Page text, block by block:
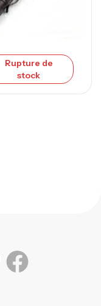
Rupture de
stock